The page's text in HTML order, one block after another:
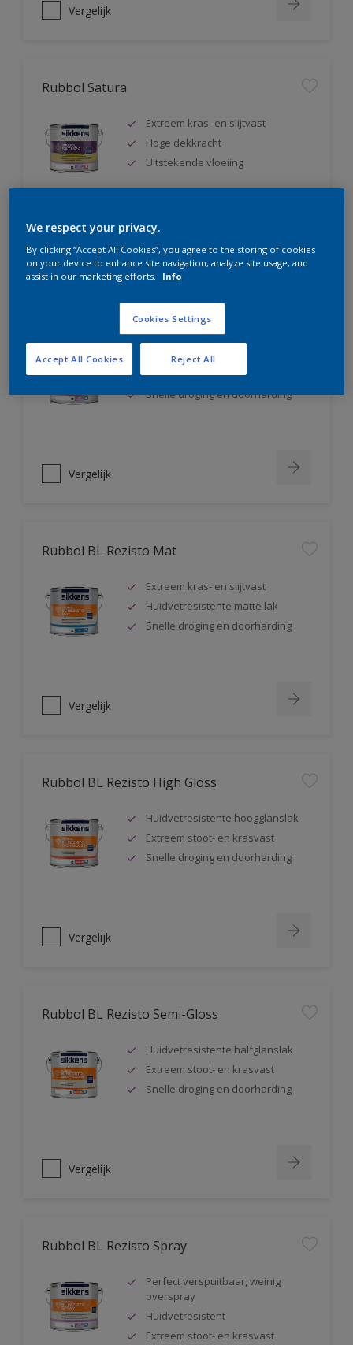
Vergelijk
Rubbol Satura
Extreem kras- en slijtvast
Hoge dekkracht
Uitstekende vloeiing
Rubbol BL Rezisto Satin
Extreem kras- en slijtvast
Huidvetresistente zijdeglanslak
Snelle droging en doorharding
Vergelijk
Rubbol BL Rezisto Mat
Extreem kras- en slijtvast
Huidvetresistente matte lak
Snelle droging en doorharding
Vergelijk
Rubbol BL Rezisto High Gloss
Huidvetresistente hoogglanslak
Extreem stoot- en krasvast
Snelle droging en doorharding
Vergelijk
Rubbol BL Rezisto Semi-Gloss
Huidvetresistente halfglanslak
Extreem stoot- en krasvast
Snelle droging en doorharding
Vergelijk
Rubbol BL Rezisto Spray
Perfect verspuitbaar, weinig
overspray
Huidvetresistent
Extreem stoot- en krasvast
We respect your privacy.
By clicking “Accept All Cookies”, you agree to the storing of cookies
on your device to enhance site navigation, analyze site usage, and
assist in our marketing efforts.
Info
Cookies Settings
Reject All
Accept All Cookies